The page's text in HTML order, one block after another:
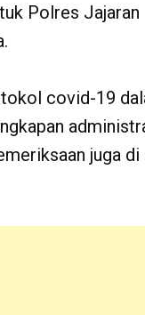
Polres
covid-19
juga